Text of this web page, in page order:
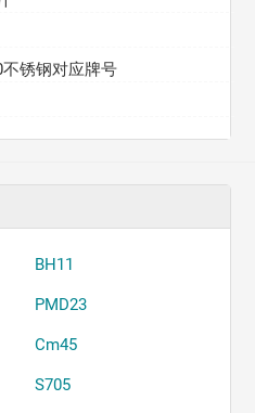
锈钢对应牌号
BH11
PMD23
Cm45
S705